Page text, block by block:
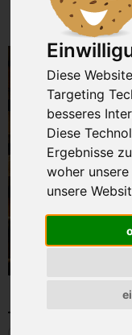
Diese
Targeting
besseres
Diese
Ergebnisse
woher
unsere
Im
Kasanova